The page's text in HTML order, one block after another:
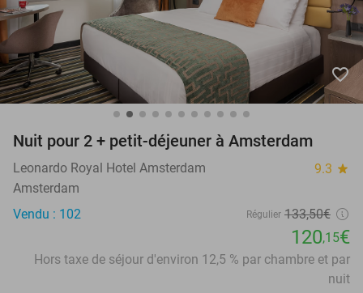
favorite_border
Nuit pour 2 + petit-déjeuner à Amsterdam
Leonardo Royal Hotel Amsterdam 9.3 star
Amsterdam
Vendu : 102
Régulier 133,50€
120,15€
Hors taxe de séjour d'environ 12,5 % par chambre et par
nuit